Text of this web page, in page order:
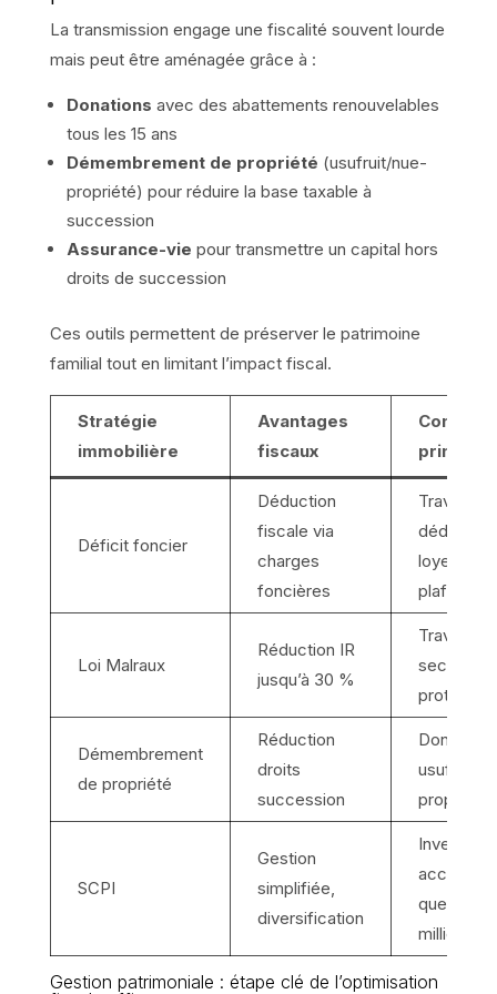
La transmission engage une fiscalité souvent lourde
mais peut être aménagée grâce à :
Donations avec des abattements renouvelables
tous les 15 ans
Démembrement de propriété (usufruit/nue-
propriété) pour réduire la base taxable à
succession
Assurance-vie pour transmettre un capital hors
droits de succession
Ces outils permettent de préserver le patrimoine
familial tout en limitant l’impact fiscal.
Stratégie
immobilière
Avantages
fiscaux
Déficit foncier
Déduction
fiscale via
charges
foncières
Travaux
loyers
plafonnés
Loi Malraux
Réduction IR
jusqu’à 30 %
Travaux
secteur
protégé
Démembrement
de propriété
Réduction
droits
succession
Donation
usufruit/
propriété
SCPI
Gestion
simplifiée,
diversification
quelques
milliers €
Gestion patrimoniale : étape clé de l’optimisation